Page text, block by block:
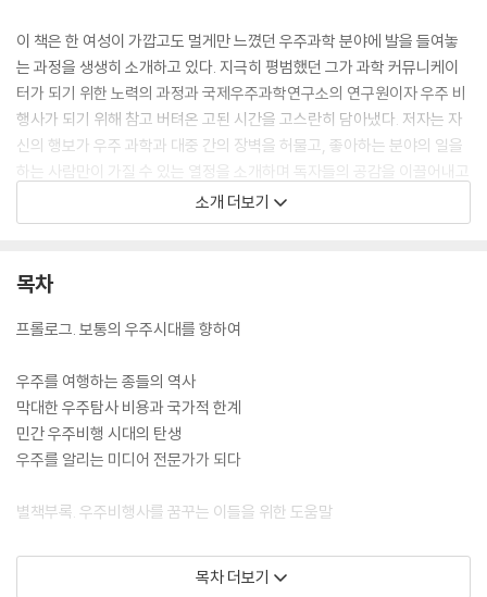
이 책은 한 여성이 가깝고도 멀게만 느꼈던 우주과학 분야에 발을 들여놓
는 과정을 생생히 소개하고 있다. 지극히 평범했던 그가 과학 커뮤니케이
터가 되기 위한 노력의 과정과 국제우주과학연구소의 연구원이자 우주 비
행사가 되기 위해 참고 버텨온 고된 시간을 고스란히 담아냈다. 저자는 자
신의 행보가 우주 과학과 대중 간의 장벽을 허물고, 좋아하는 분야의 일을
하는 사람만이 가질 수 있는 열정을 소개하며 독자들의 공감을 이끌어내고
있다. 우주여행 관해 막연한 궁금증을 가진 독자라면 꼭 읽어봐야 할 필독
서다.
소개 더보기
목차
프롤로그. 보통의 우주시대를 향하여
우주를 여행하는 종들의 역사
막대한 우주탐사 비용과 국가적 한계
민간 우주비행 시대의 탄생
우주를 알리는 미디어 전문가가 되다
별책부록. 우주비행사를 꿈꾸는 이들을 위한 도움말
항공 우주기지에서 모든 것을 걸다
화성에서 제조한 맥주를 마시다
목차 더보기